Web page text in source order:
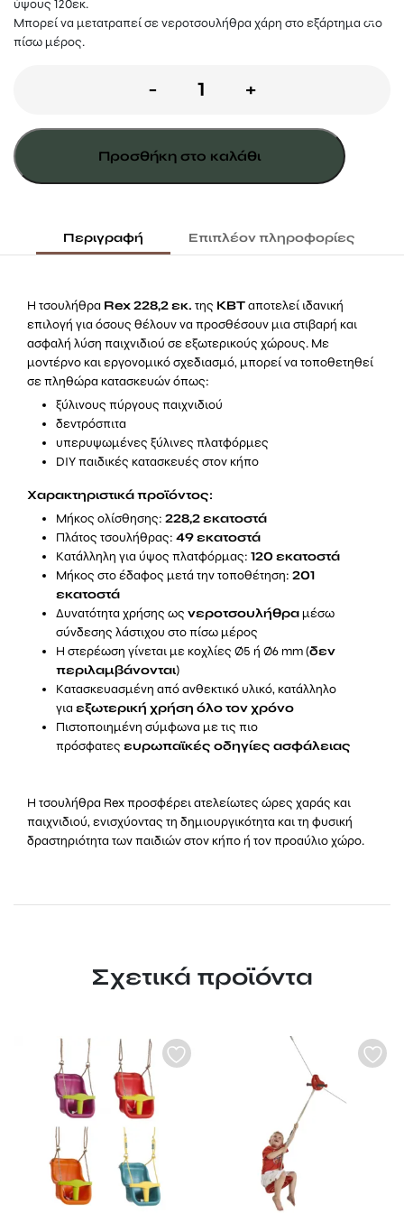
ύψους 120εκ.
Μπορεί να μετατραπεί σε νεροτσουλήθρα χάρη στο εξάρτημα στο
πίσω μέρος.
-
Τσουλήθρα
228εκ.
-
ποσότητα
+
Προσθήκη στο καλάθι
Περιγραφή Επιπλέον πληροφορίες
Η τσουλήθρα Rex 228,2 εκ. της KBTαποτελεί ιδανική
επιλογή για όσους θέλουν να προσθέσουν μια στιβαρή και
ασφαλή λύση παιχνιδιού σε εξωτερικούς χώρους. Με
μοντέρνο και εργονομικό σχεδιασμό, μπορεί να τοποθετηθεί
σε πληθώρα κατασκευών όπως:
ξύλινους πύργους παιχνιδιού
δεντρόσπιτα
υπερυψωμένες ξύλινες πλατφόρμες
DIY παιδικές κατασκευές στον κήπο
Χαρακτηριστικά προϊόντος:
Μήκος ολίσθησης: 228,2 εκατοστά
Πλάτος τσουλήθρας: 49 εκατοστά
Κατάλληλη για ύψος πλατφόρμας: 120 εκατοστά
Μήκος στο έδαφος μετά την τοποθέτηση: 201
εκατοστά
Δυνατότητα χρήσης ως νεροτσουλήθραμέσω
σύνδεσης λάστιχου στο πίσω μέρος
Η στερέωση γίνεται με κοχλίες Ø5 ή Ø6 mm (δεν
περιλαμβάνονται)
Κατασκευασμένη από ανθεκτικό υλικό, κατάλληλο
για εξωτερική χρήση όλο τον χρόνο
Πιστοποιημένη σύμφωνα με τις πιο
πρόσφατες ευρωπαϊκές οδηγίες ασφάλειας
Η τσουλήθρα Rex προσφέρει ατελείωτες ώρες χαράς και
παιχνιδιού, ενισχύοντας τη δημιουργικότητα και τη φυσική
δραστηριότητα των παιδιών στον κήπο ή τον προαύλιο χώρο.
Σχετικά προϊόντα